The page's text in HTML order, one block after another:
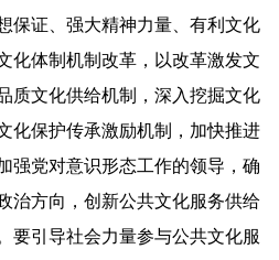
保证、强大精神力量、有利文化
化体制机制改革，以改革激发文
质文化供给机制，深入挖掘文化
化保护传承激励机制，加快推进
强党对意识形态工作的领导，确
治方向，创新公共文化服务供给
要引导社会力量参与公共文化服